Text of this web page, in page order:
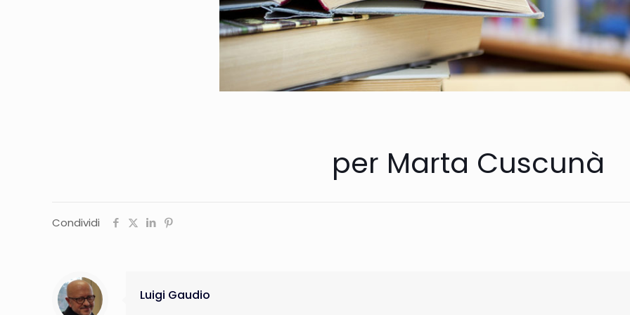
per Marta Cuscunà
Condividi
Luigi Gaudio